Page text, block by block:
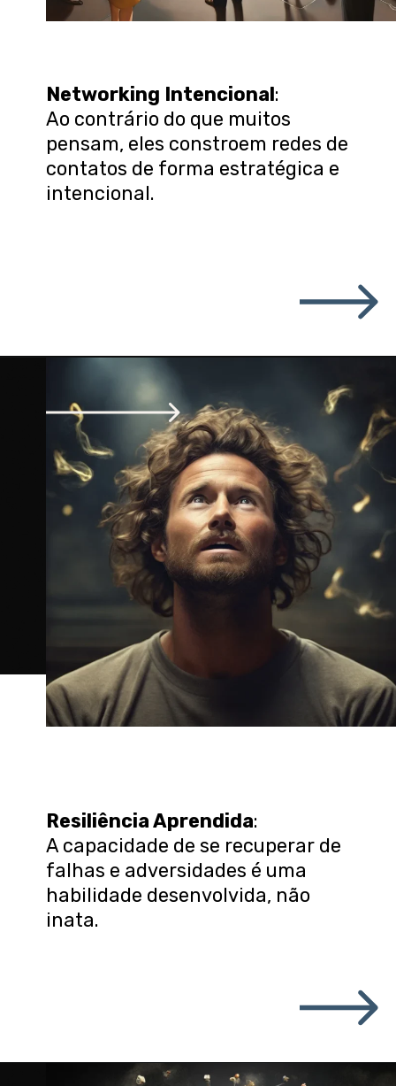
Networking Intencional:
Ao contrário do que muitos
pensam, eles constroem redes de
contatos de forma estratégica e
intencional.
Resiliência Aprendida:
A capacidade de se recuperar de
falhas e adversidades é uma
habilidade desenvolvida, não
inata.